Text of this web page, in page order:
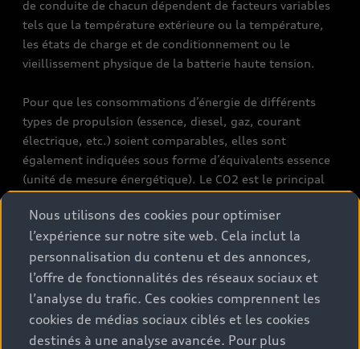
de conduite de chacun dépendent de facteurs variables
tels que la température extérieure ou la température,
les états de charge et de conditionnement ou le
vieillissement physique de la batterie haute tension.
Pour que les consommations d’énergie de différents
types de propulsion (essence, diesel, gaz, courant
électrique, etc.) soient comparables, elles sont
également indiquées sous forme d’équivalents essence
(unité de mesure énergétique). Le CO2 est le principal
climatique. Valeur moyenne des émissions de CO2 pour
tous les véhicules neufs vendus en Suisse: 111 g/km
(WLTP). Valeur cible des émissions de CO2 pour tous les
véhicules neufs vendus en Suisse: 93.6 g/km (WLTP).
Les données indiquées pour un véhicule peuvent
différer des données d’immatriculation conformément
à l’homologation de véhicule individuel.
Nous utilisons des cookies pour optimiser
l’expérience sur notre site web. Cela inclut la
personnalisation du contenu et des annonces,
l’offre de fonctionnalités des réseaux sociaux et
l’analyse du trafic. Ces cookies comprennent les
cookies de médias sociaux ciblés et les cookies
destinés à une analyse avancée. Pour plus